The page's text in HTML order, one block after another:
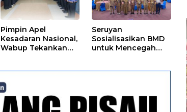
Pimpin Apel
Kesadaran Nasional,
Wabup Tekankan
Seruyan
Sosialisasikan BMD
untuk Mencegah